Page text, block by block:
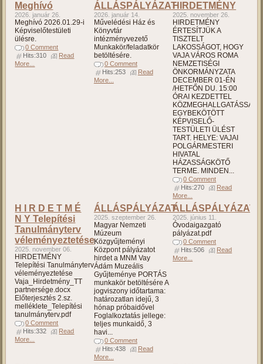
Meghívó
2026. január 26.
Meghívó 2026.01.29-i
Képviselőtestületi
ülésre.
0 Comment
Hits:310
Read
More...
ÁLLÁSPÁLYÁZAT
2026. január 14.
Művelédési Ház és
Könyvtár
intézményvezető
Munkakör/feladatkör
betöltésére.
0 Comment
Hits:253
Read
More...
HIRDETMÉNY
2025. november 26.
HIRDETMÉNY
ÉRTESÍTJÜK A
TISZTELT
LAKOSSÁGOT, HOGY
VAJA VÁROS ROMA
NEMZETISÉGI
ÖNKORMÁNYZATA
DECEMBER 01-ÉN
/HETFŐN DU. 15:00
ÓRAI KEZDETTEL
KÖZMEGHALLGATÁSSAL
EGYBEKÖTÖTT
KÉPVISELŐ-
TESTÜLETI ÜLÉST
TART. HELYE: VAJAI
POLGÁRMESTERI
HIVATAL
HÁZASSÁGKÖTŐ
TERME. MINDEN...
0 Comment
Hits:270
Read
More...
H I R D E T M É
N Y Telepítési
Tanulmányterv
véleményeztetése
2025. november 06.
HIRDETMÉNY
Telepítési Tanulmányterv
véleményeztetése
Vaja_Hirdetmény_TT
partnersége.docx
Előterjesztés 2.sz.
melléklete_Telepítési
tanulmányterv.pdf
0 Comment
Hits:332
Read
More...
ÁLLÁSPÁLYÁZAT
2025. szeptember 26.
Magyar Nemzeti
Múzeum
Közgyűjteményi
Központ pályázatot
hirdet a MNM Vay
Ádám Muzeális
Gyűjteménye PORTÁS
munkakör betöltésére A
jogviszony időtartama:
határozatlan idejű, 3
hónap próbaidővel
Foglalkoztatás jellege:
teljes munkaidő, 3
havi...
0 Comment
Hits:438
Read
More...
ÁLLÁSPÁLYÁZAT
2025. június 11.
Óvodaigazgató
pályázat.pdf
0 Comment
Hits:506
Read
More...